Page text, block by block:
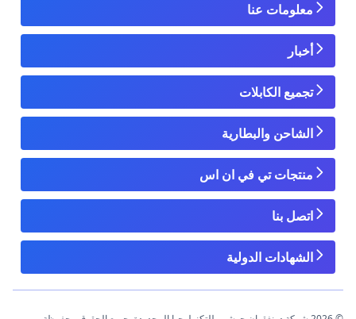
معلومات عنا
أخبار
تجميع الكابلات
الشاحن والبطارية
منتجات تي في ان اس
اتصل بنا
الشهادات الدولية